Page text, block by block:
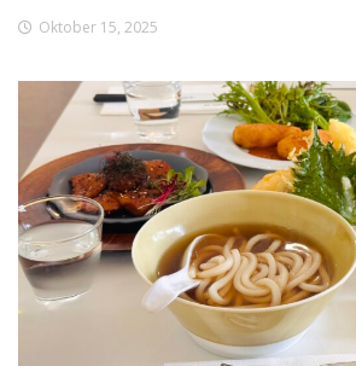
Oktober 15, 2025